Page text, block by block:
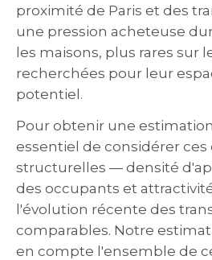
proximité de Paris et des
une pression acheteuse
les maisons, plus rares sur
recherchées pour leur
potentiel.
Pour obtenir une
essentiel de considérer ces
structurelles — densité
des occupants et
l'évolution récente des
comparables. Notre
en compte l'ensemble de